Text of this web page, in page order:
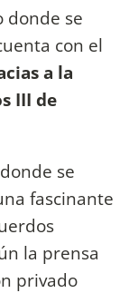
donde se
con el
a la
III de
se
fascinante
la prensa
privado